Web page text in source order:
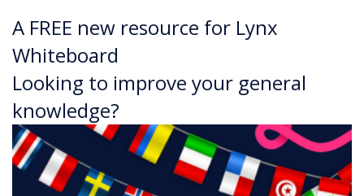
A FREE new resource for Lynx
Whiteboard
Looking to improve your general
knowledge?